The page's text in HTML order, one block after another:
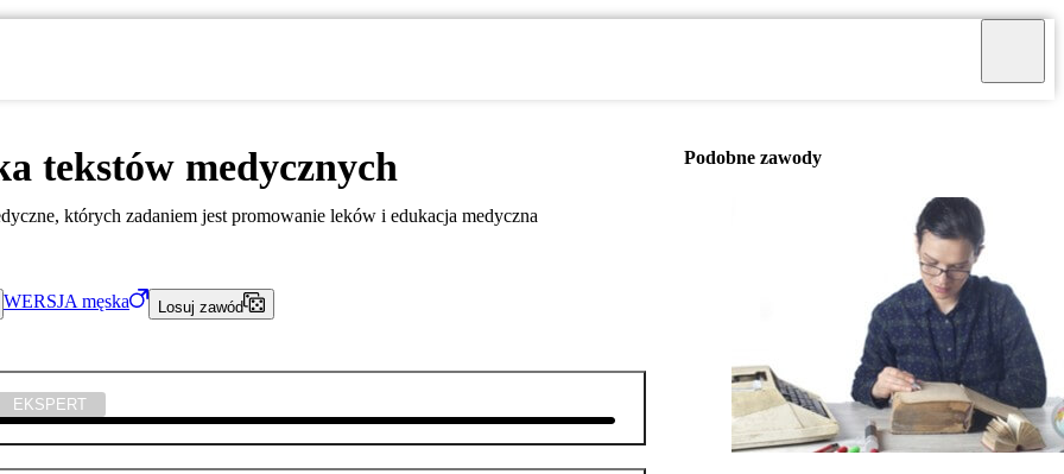
tekstów medycznych
których zadaniem jest promowanie leków i edukacja medyczna
WERSJA męska Losuj zawód
EKSPERT
Podobne zawody